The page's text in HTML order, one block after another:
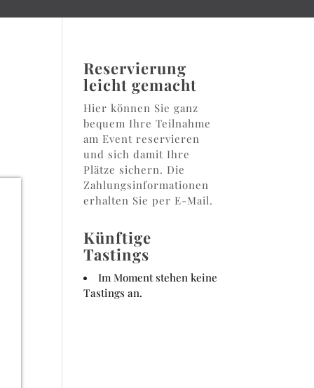
Reservierung
leicht gemacht
Hier können Sie ganz
bequem Ihre Teilnahme
am Event reservieren
und sich damit Ihre
Plätze sichern. Die
Zahlungsinformationen
erhalten Sie per E-Mail.
Künftige
Tastings
Im Moment stehen keine
Tastings an.